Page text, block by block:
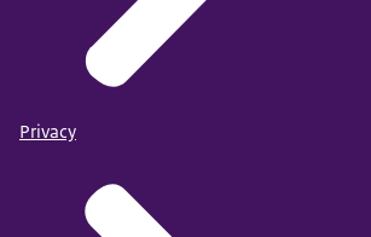
Privacy